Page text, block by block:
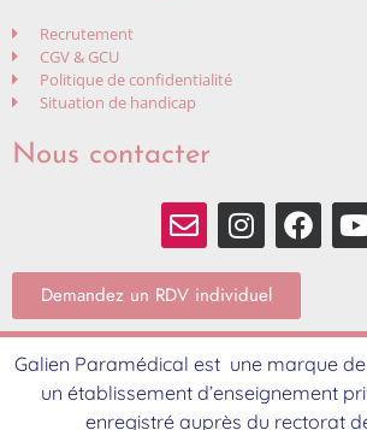
Recrutement
CGV & GCU
Politique de confidentialité
Situation de handicap
Nous contacter
Demandez un RDV individuel
Galien Paramédical est une marque de
un établissement d’enseignement
enregistré auprès du rectorat